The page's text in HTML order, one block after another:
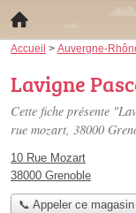
Accueil > Auvergne-
Lavigne
Cette fiche présente
rue mozart, 38000
10 Rue Mozart
38000 Grenoble
📞 Appeler ce